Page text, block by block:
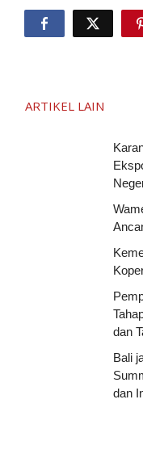
ARTIKEL LAIN
dan
Bali
dan